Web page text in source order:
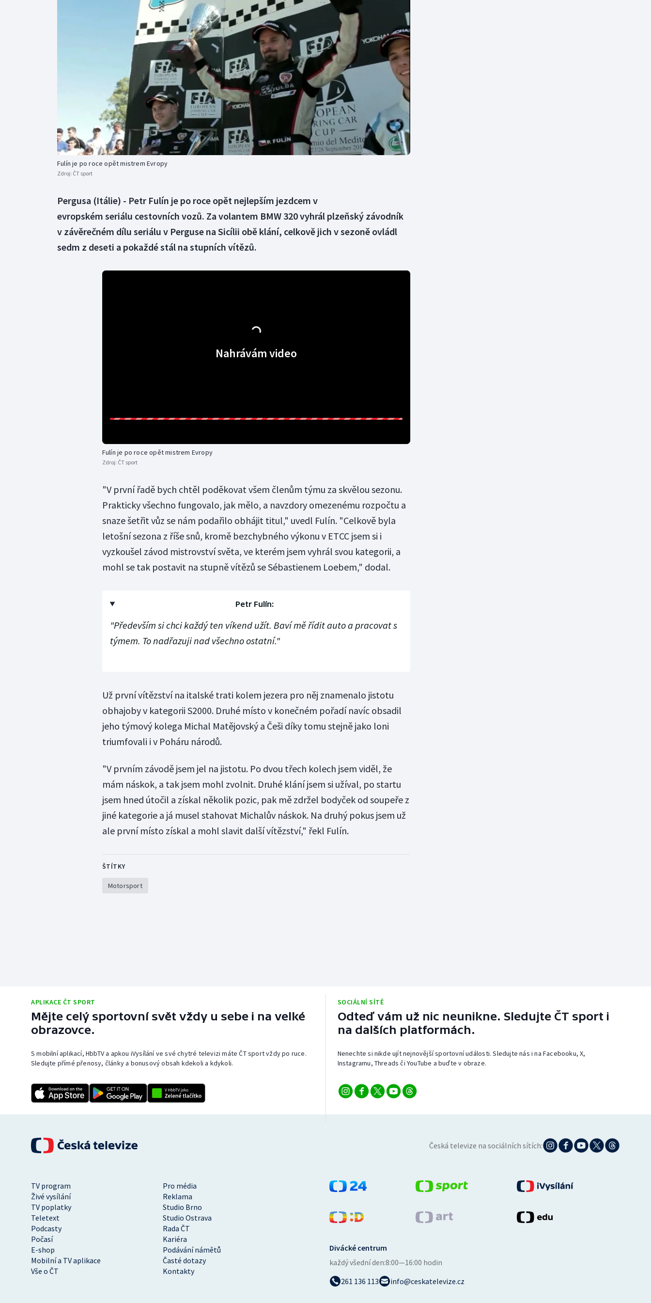
Curling
Dostihy
Florbal
Futsal
Golf
Gymnastika
Moderní pětiboj
Motorsport
Olympijské hry
Parasport
Plavání
Plážový volejbal
Veslování
Vodní slalom
Fulín je po roce opět mistrem Evropy
Zdroj: ČT sport
Pergusa (Itálie) - Petr Fulín je po roce opět nejlepším jezdcem v
evropském seriálu cestovních vozů. Za volantem BMW 320 vyhrál plzeňský závodník
v závěrečném dílu seriálu v Perguse na Sicílii obě klání, celkově jich v sezoně ovládl
sedm z deseti a pokaždé stál na stupních vítězů.
Nahrávám video
Fulín je po roce opět mistrem Evropy
Zdroj: ČT sport
"V první řadě bych chtěl poděkovat všem členům týmu za skvělou sezonu.
Prakticky všechno fungovalo, jak mělo, a navzdory omezenému rozpočtu a
snaze šetřit vůz se nám podařilo obhájit titul," uvedl Fulín. "Celkově byla
letošní sezona z říše snů, kromě bezchybného výkonu v ETCC jsem si i
vyzkoušel závod mistrovství světa, ve kterém jsem vyhrál svou kategorii, a
mohl se tak postavit na stupně vítězů se Sébastienem Loebem," dodal.
Petr Fulín:
"Především si chci každý ten víkend užít. Baví mě řídit auto a pracovat s
týmem. To nadřazuji nad všechno ostatní."
Už první vítězství na italské trati kolem jezera pro něj znamenalo jistotu
obhajoby v kategorii S2000. Druhé místo v konečném pořadí navíc obsadil
jeho týmový kolega Michal Matějovský a Češi díky tomu stejně jako loni
triumfovali i v Poháru národů.
"V prvním závodě jsem jel na jistotu. Po dvou třech kolech jsem viděl, že
mám náskok, a tak jsem mohl zvolnit. Druhé klání jsem si užíval, po startu
jsem hned útočil a získal několik pozic, pak mě zdržel bodyček od soupeře z
jiné kategorie a já musel stahovat Michalův náskok. Na druhý pokus jsem už
ale první místo získal a mohl slavit další vítězství," řekl Fulín.
ŠTÍTKY
Motorsport
APLIKACE ČT SPORT
Mějte celý sportovní svět vždy u sebe i na velké
obrazovce.
S mobilní aplikací, HbbTV a apkou iVysílání ve své chytré televizi máte ČT sport vždy po ruce.
Sledujte přímé přenosy, články a bonusový obsah kdekoli a kdykoli.
SOCIÁLNÍ SÍTĚ
Odteď vám už nic neunikne. Sledujte ČT sport i
na dalších platformách.
Nenechte si nikde ujít nejnovější sportovní události. Sledujte nás i na Facebooku, X,
Instagramu, Threads či YouTube a buďte v obraze.
Česká televize na sociálních sítích:
TV program
Pro média
Živé vysílání
Reklama
TV poplatky
Studio Brno
Teletext
Studio Ostrava
Podcasty
Rada ČT
Počasí
Kariéra
E-shop
Podávání námětů
Mobilní a TV aplikace
Časté dotazy
Vše o ČT
Kontakty
Divácké centrum
každý všední den:8:00—16:00 hodin
261 136 113
info@ceskatelevize.cz